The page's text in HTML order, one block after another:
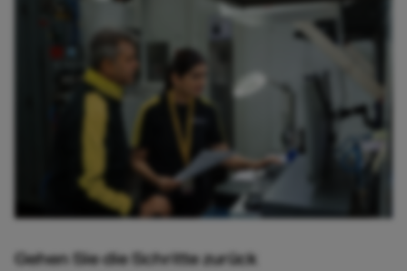
Gehen Sie die Schritte zurück